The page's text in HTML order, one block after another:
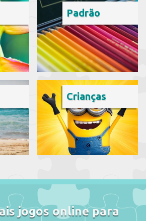
Padrão
Crianças
jogos online para